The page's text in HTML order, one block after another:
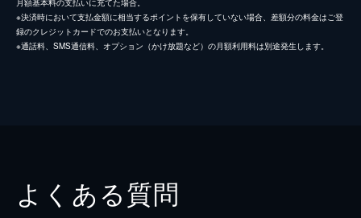
月額基本料の支払いに充てた場合。
※決済時において支払金額に相当するポイントを保有していない場合、差額分の料金はご登
録のクレジットカードでのお支払いとなります。
※通話料、SMS通信料、オプション（かけ放題など）の月額利用料は別途発生します。
よくある質問